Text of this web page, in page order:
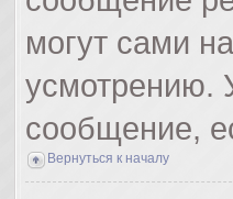
могут сами
усмотрению.
сообщение,
Вернуться к началу